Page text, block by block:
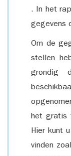
. In het
gegevens
Om de
stellen
grondig
het gratis
Hier kunt
vinden